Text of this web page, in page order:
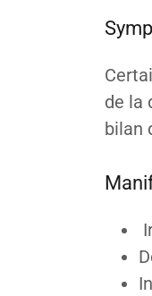
de la
bilan